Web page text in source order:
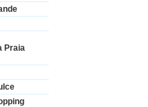
Praia